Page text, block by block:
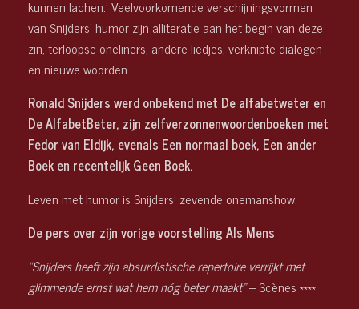
kunnen lachen.’ Veelvoorkomende verschijningsvormen
van Snijders’ humor zijn alliteratie aan het begin van deze
zin, terloopse oneliners, andere liedjes, verknipte dialogen
en nieuwe woorden.
Ronald Snijders werd onbekend met De alfabetweter en
De AlfabetBeter, zijn zelfverzonnenwoordenboeken met
Fedor van Eldijk, evenals Een normaal boek, Een ander
Boek en recentelijk Geen Boek.
Leven met humor is Snijders’ zevende onemanshow.
De pers over zijn vorige voorstelling Als Mens
“Snijders heeft zijn absurdistische repertoire verrijkt met
glimmende ernst wat hem nóg beter maakt”– Scènes ****